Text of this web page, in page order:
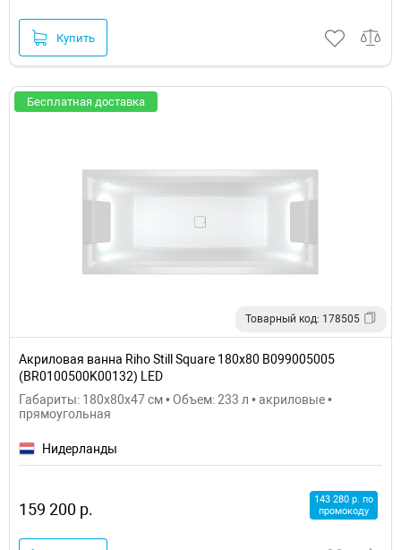
Купить
Бесплатная доставка
Товарный код: 178505
Акриловая ванна Riho Still Square 180х80 B099005005
(BR0100500K00132) LED
Габариты: 180x80x47 см • Объем: 233 л • акриловые •
прямоугольная
Нидерланды
159 200 р.
143 280 р. по
промокоду